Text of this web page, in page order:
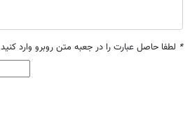
* لطفا حاصل عبارت را در جعبه متن روبرو وارد کنید